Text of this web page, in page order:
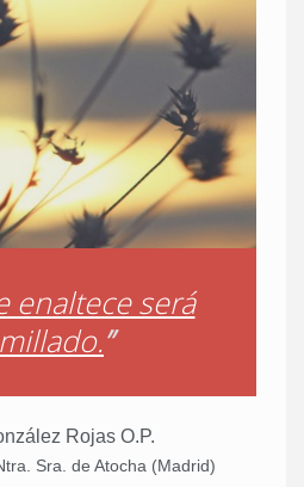
enaltece será
”
Rojas O.P.
Sra. de Atocha (Madrid)